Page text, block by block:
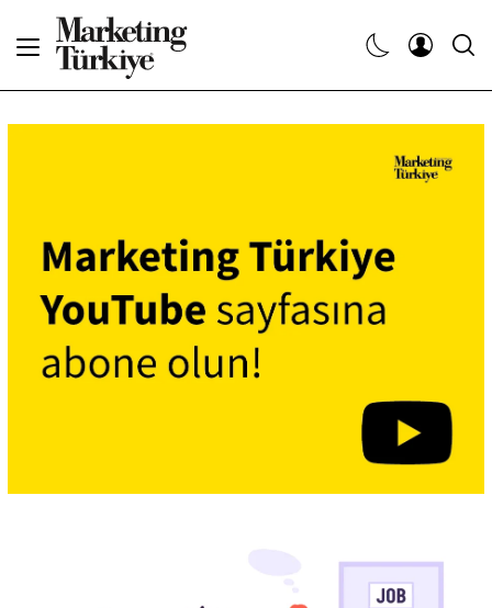
Dergiler
Etkinlikler